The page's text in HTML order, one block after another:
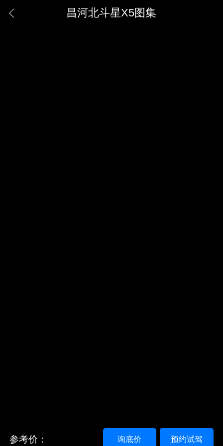
昌河北斗星X5图集
参考价： 预约试驾
询底价